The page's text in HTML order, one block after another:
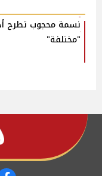
نسمة محجوب تطرح
"مختلفة"